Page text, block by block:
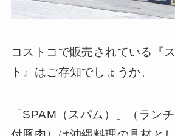
コストコで販売されている『
ト』はご存知でしょうか。
「SPAM（スパム）」（ラン